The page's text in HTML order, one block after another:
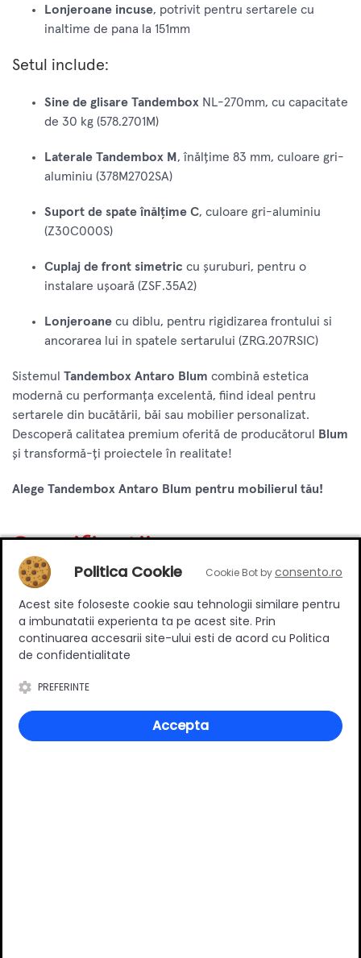
Lonjeroane incuse, potrivit pentru sertarele cu
inaltime de pana la 151mm
Setul include:
Sine de glisare Tandembox NL-270mm, cu capacitate
de 30 kg (578.2701M)
Laterale Tandembox M , înălțime 83 mm, culoare gri-
aluminiu (378M2702SA)
Suport de spate înălțime C, culoare gri-aluminiu
(Z30C000S)
Cuplaj de front simetric cu șuruburi, pentru o
instalare ușoară (ZSF.35A2)
Lonjeroane cu diblu, pentru rigidizarea frontului si
ancorarea lui in spatele sertarului (ZRG.207RSIC)
Sistemul Tandembox Antaro Blum combină estetica
modernă cu performanța excelentă, fiind ideal pentru
sertarele din bucătării, băi sau mobilier personalizat.
Descoperă calitatea premium oferită de producătorul
Blum
și transformă-ți proiectele în realitate!
Alege Tandembox Antaro Blum pentru mobilierul tău!
Specificatii
Lungime nominala (mm)
270 mm
Varianta extragere
Totala
Capacitate portanta (kg)
Suruburi incluse
Material
Metal/Plastic
Culoare
Politica Cookie Cookie Bot byconsento.ro
Acest site foloseste cookie sau tehnologii similare pentru
a imbunatatii experienta ta pe acest site. Prin
continuarea accesarii site-ului esti de acord cu Politica
de confidentialitate
PREFERINTE
Accepta